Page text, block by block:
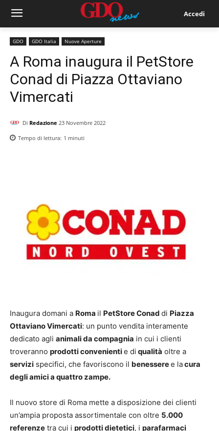
Accedi
GDO GDO Italia Nuove Aperture
A Roma inaugura il PetStore
Conad di Piazza Ottaviano
Vimercati
Di Redazione 23 Novembre 2022
Tempo di lettura: 1 minuti
Inaugura domani a Roma il PetStore Conad di Piazza
Ottaviano Vimercati: un punto vendita interamente
dedicato agli animali da compagnia in cui i clienti
troveranno prodotti convenientie di qualità oltre a
servizi specifici, che favoriscono il benesseree lacura
degli amici a quattro zampe.
Il nuovo store di Roma mette a disposizione dei clienti
un’ampia proposta assortimentale con oltre 5.000
referenze tra cui i prodotti dietetici, i parafarmaci